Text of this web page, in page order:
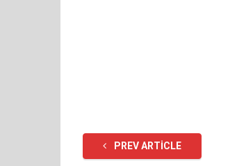
PREV ARTICLE